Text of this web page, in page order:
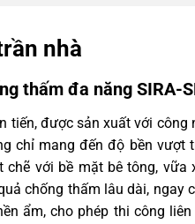
nhà
thấm đa năng SIRA-
tiến, được sản xuất với công
chỉ mang đến độ bền vượt
với bề mặt bê tông, vữa
chống thấm lâu dài, ngay
ẩm, cho phép thi công